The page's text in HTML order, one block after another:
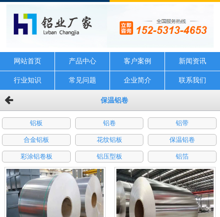
网站首页 产品中心 客户案例 新闻资讯
行业知识 常见问题 企业简介 联系我们
保温铝卷
铝板 铝卷 铝带
合金铝板 花纹铝板 保温铝卷
彩涂铝卷板 铝压型板 铝箔